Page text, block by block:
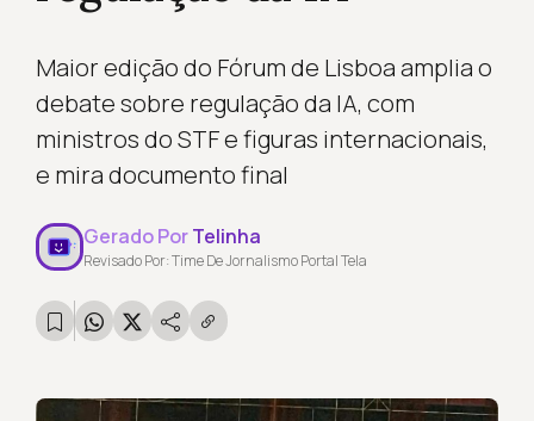
Maior edição do Fórum de Lisboa amplia o
debate sobre regulação da IA, com
ministros do STF e figuras internacionais,
e mira documento final
Gerado PorTelinha
Revisado Por: Time De Jornalismo Portal Tela